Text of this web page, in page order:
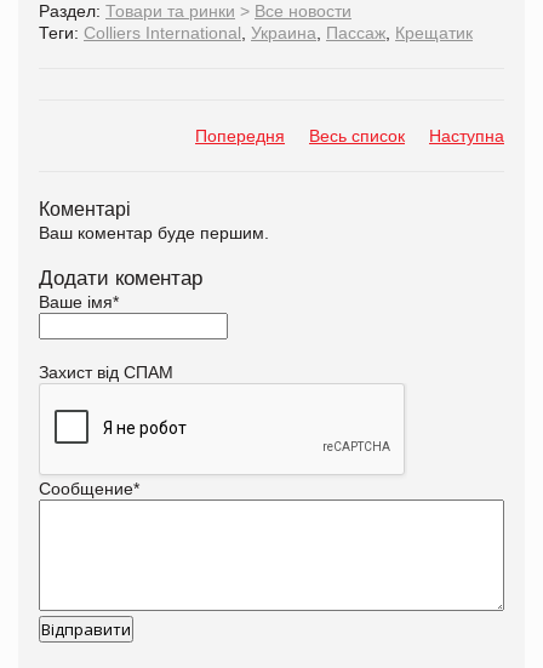
Раздел: Товари та ринки > Все новости
Теги: Colliers International Украина Пассаж Крещатик
Попередня Весь список Наступна
Коментарі
Ваш коментар буде першим.
Додати коментар
Ваше імя*
Захист від СПАМ
Сообщение*